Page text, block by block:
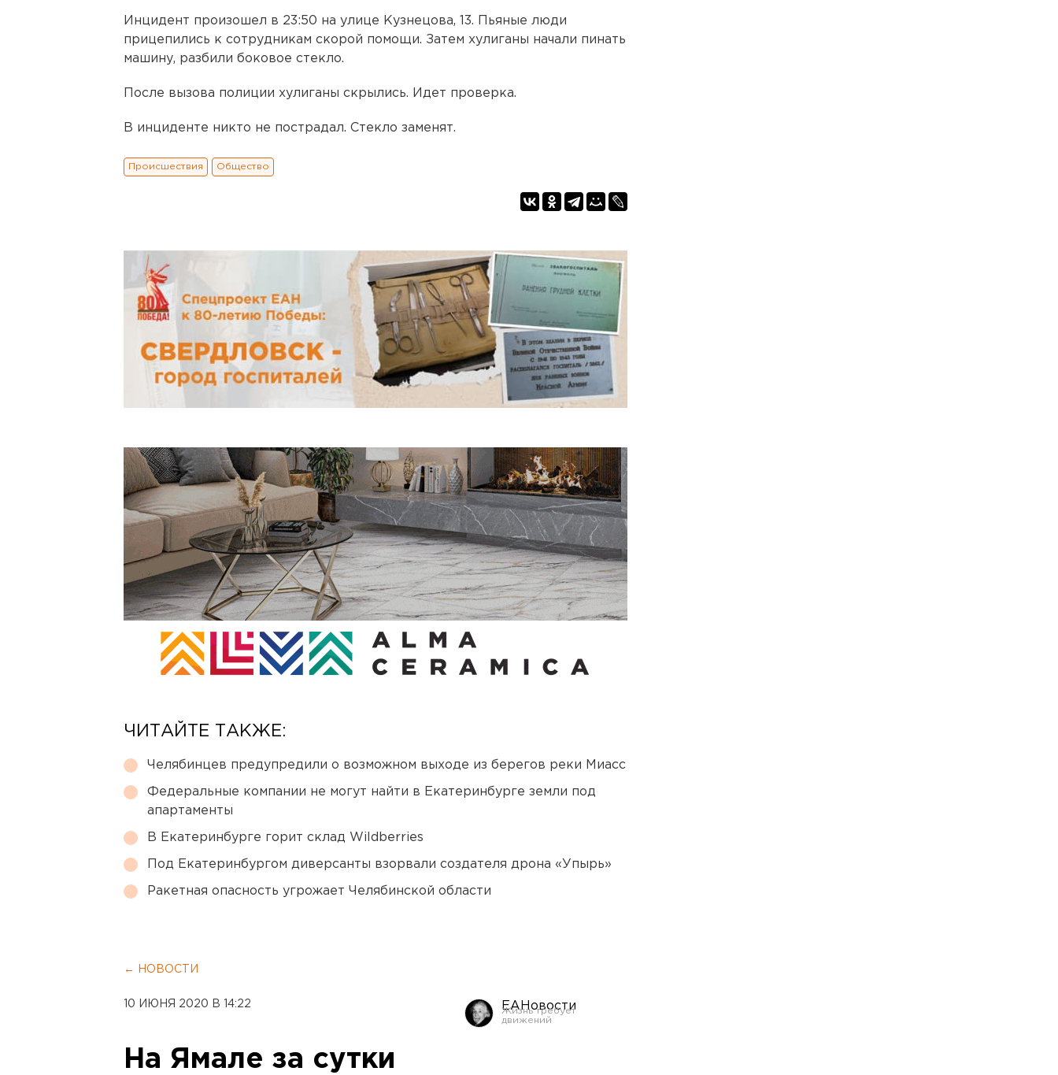
Инцидент произошел в 23:50 на улице Кузнецова, 13. Пьяные люди
прицепились к сотрудникам скорой помощи. Затем хулиганы начали пинать
машину, разбили боковое стекло.
После вызова полиции хулиганы скрылись. Идет проверка.
В инциденте никто не пострадал. Стекло заменят.
Происшествия Общество
ЧИТАЙТЕ ТАКЖЕ:
Челябинцев предупредили о возможном выходе из берегов реки Миасс
Федеральные компании не могут найти в Екатеринбурге земли под
апартаменты
В Екатеринбурге горит склад Wildberries
Под Екатеринбургом диверсанты взорвали создателя дрона «Упырь»
Ракетная опасность угрожает Челябинской области
← НОВОСТИ
10 ИЮНЯ 2020 В 14:22 ЕАНовости
На Ямале за сутки